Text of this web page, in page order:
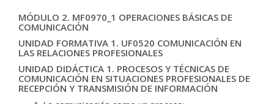
MÓDULO 2. MF0970_1 OPERACIONES BÁSICAS DE
COMUNICACIÓN
UNIDAD FORMATIVA 1. UF0520 COMUNICACIÓN EN
LAS RELACIONES PROFESIONALES
UNIDAD DIDÁCTICA 1. PROCESOS Y TÉCNICAS DE
COMUNICACIÓN EN SITUACIONES PROFESIONALES DE
RECEPCIÓN Y TRANSMISIÓN DE INFORMACIÓN